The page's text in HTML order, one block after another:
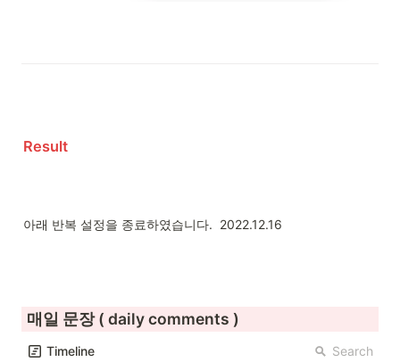
Result
아래 반복 설정을 종료하였습니다.  2022.12.16
매일 문장 ( daily comments )
Timeline Search